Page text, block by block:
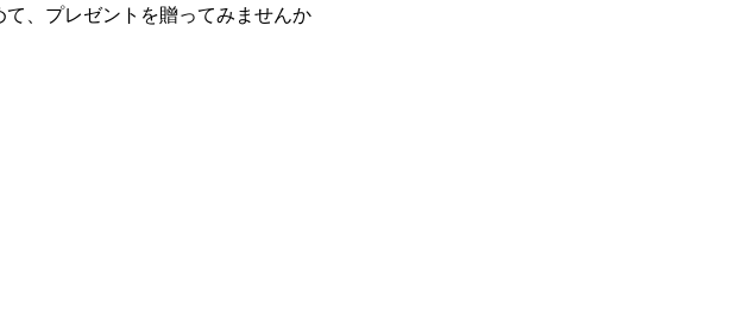
、プレゼントを贈ってみませんか